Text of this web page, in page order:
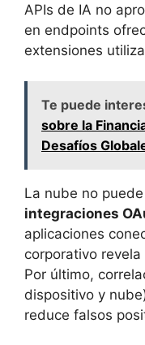
APIs de IA no
en endpoints
extensiones
Te puede
sobre la
Desafíos
La nube no
integraciones
aplicaciones
corporativo
Por último,
dispositivo y
reduce falsos